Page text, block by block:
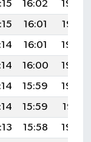
16:02
19:08
16:01
19:07
16:01
19:05
16:00
19:04
15:59
19:03
15:59
19:01
15:58
19:00